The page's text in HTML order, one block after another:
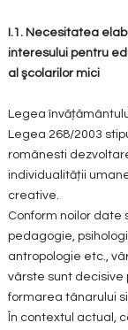
I.1. Necesitatea
interesului pentru
al şcolarilor mici
Legea
Legea 268/2003
românesti
individualității
creative.
Conform noilor date
pedagogie,
antropologie etc.,
vârste sunt decisive
formarea tânarului
În contextul actual,